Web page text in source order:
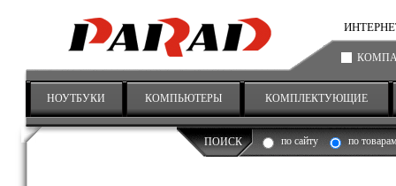
НОУТБУКИ КОМПЬЮТЕРЫ КОМПЛЕКТУЮЩИЕ
ПОИСК по сайту по